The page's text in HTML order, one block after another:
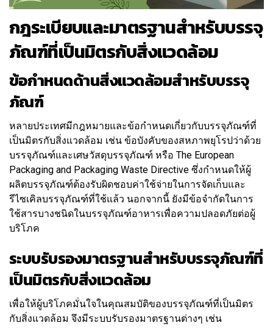
กฎระเบียบและมาตรฐานสำหรับบรรจุ
ภัณฑ์ที่เป็นมิตรกับสิ่งแวดล้อม
ข้อกำหนดด้านสิ่งแวดล้อมสำหรับบรรจุ
ภัณฑ์
หลายประเทศมีกฎหมายและข้อกำหนดเกี่ยวกับบรรจุภัณฑ์ที่
เป็นมิตรกับสิ่งแวดล้อม เช่น ข้อบังคับของสหภาพยุโรปว่าด้วย
บรรจุภัณฑ์และเศษวัสดุบรรจุภัณฑ์ หรือ The European
Packaging and Packaging Waste Directive ซึ่งกำหนดให้ผู้
ผลิตบรรจุภัณฑ์ต้องรับผิดชอบค่าใช้จ่ายในการจัดเก็บและ
รีไซเคิลบรรจุภัณฑ์ที่ใช้แล้ว นอกจากนี้ ยังมีข้อจำกัดในการ
ใช้สารบางชนิดในบรรจุภัณฑ์อาหารเพื่อความปลอดภัยต่อผู้
บริโภค
ระบบรับรองมาตรฐานสำหรับบรรจุภัณฑ์ที่
เป็นมิตรกับสิ่งแวดล้อม
เพื่อให้ผู้บริโภคมั่นใจในคุณสมบัติของบรรจุภัณฑ์ที่เป็นมิตร
กับสิ่งแวดล้อม จึงมีระบบรับรองมาตรฐานต่างๆ เช่น